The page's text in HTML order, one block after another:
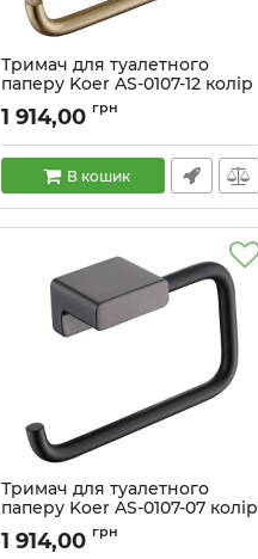
Тримач для туалетного
паперу Koer AS-0107-12 колір
матове золото (KR6183)
Артикул: KR6183
1 914,00 грн
В кошик
Тримач для туалетного
паперу Koer AS-0107-07 колір
графіт (KR6184)
Артикул: KR6184
1 914,00 грн